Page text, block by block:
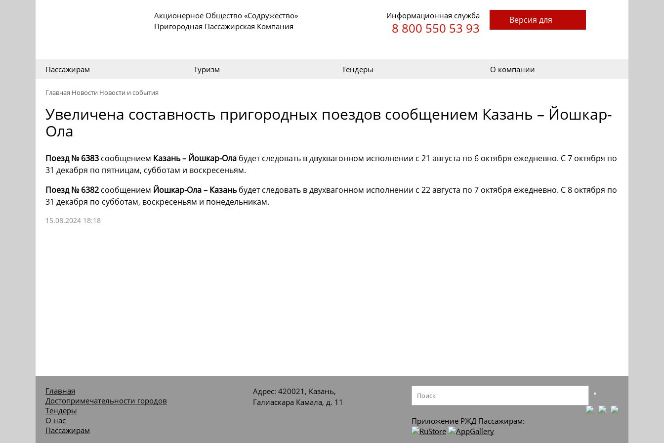
Акционерное Общество «Содружество»
Пригородная Пассажирская Компания
Информационная служба
8 800 550 53 93
Версия для
Пассажирам Туризм Тендеры О компании
Главная Новости Новости и события
Увеличена составность пригородных поездов сообщением Казань – Йошкар-
Ола
Поезд № 6383 сообщением Казань – Йошкар-Ола будет следовать в двухвагонном исполнении с 21 августа по 6 октября ежедневно. С 7 октября по
31 декабря по пятницам, субботам и воскресеньям.
Поезд № 6382 сообщением Йошкар-Ола – Казаньбудет следовать в двухвагонном исполнении с 22 августа по 7 октября ежедневно. С 8 октября по
31 декабря по субботам, воскресеньям и понедельникам.
15.08.2024 18:18
Главная
Достопримечательности городов
Тендеры
О нас
Пассажирам
Адрес: 420021, Казань,
Галиаскара Камала, д. 11
Приложение РЖД Пассажирам: